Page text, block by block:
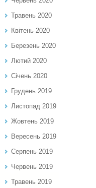
Травень 2020
Квітень 2020
Березень 2020
Лютий 2020
Січень 2020
Грудень 2019
Листопад 2019
Жовтень 2019
Вересень 2019
Серпень 2019
Червень 2019
Травень 2019